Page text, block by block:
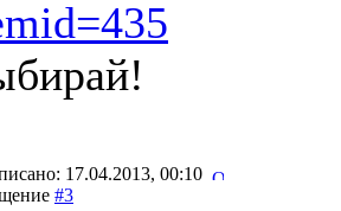
17.04.2013, 00:10
#3